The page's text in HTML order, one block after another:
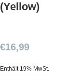
(Yellow)
€16,99
Enthält 19% MwSt.